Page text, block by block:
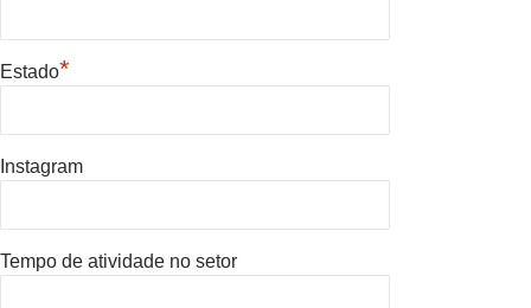
Estado*
Instagram
Tempo de atividade no setor